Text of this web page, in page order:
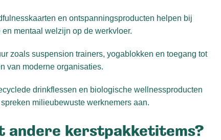
en ontspanningsproducten helpen bij
mentaal welzijn op de werkvloer.
zoals suspension trainers, yogablokken en toegang tot
van moderne organisaties.
drinkflessen en biologische wellnessproducten
milieubewuste werknemers aan.
andere kerstpakketitems?